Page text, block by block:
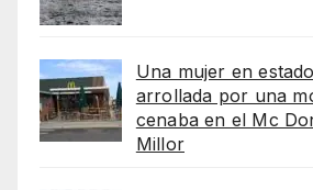
Una mujer en
arrollada por una
cenaba en el Mc
Millor